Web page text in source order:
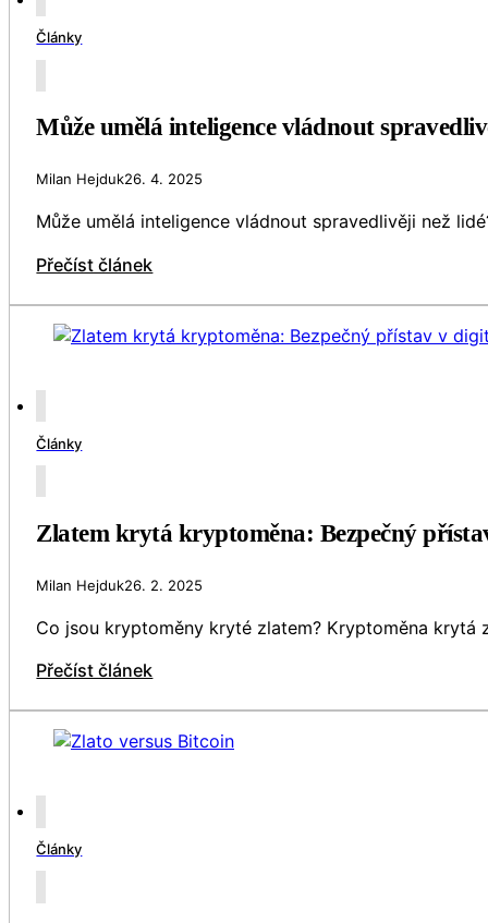
Články
Může umělá inteligence vládnout
Milan Hejduk26. 4. 2025
Může umělá inteligence vládnout spravedlivěji než
Přečíst článek
Články
Zlatem krytá kryptoměna: Bezpečný
Milan Hejduk26. 2. 2025
Co jsou kryptoměny kryté zlatem? Kryptoměna
Přečíst článek
Články